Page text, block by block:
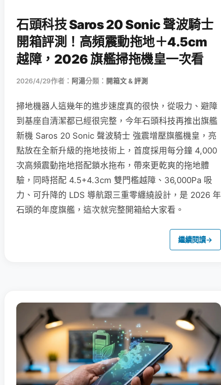
石頭科技 Saros 20 Sonic 聲波騎士
開箱評測！高頻震動拖地＋4.5cm
越障，2026 旗艦掃拖機皇一次看
2026/4/29作者： 阿湯分類： 開箱文 & 評測
掃地機器人這幾年的進步速度真的很快，從吸力、避障
到基座自清潔都已經很完整，今年石頭科技再推出旗艦
新機 Saros 20 Sonic 聲波騎士 強震增壓旗艦機皇，亮
點放在全新升級的拖地技術上，首度採用每分鐘 4,000
次高頻震動拖地搭配鎖水拖布，帶來更乾爽的拖地體
驗，同時搭配 4.5+4.3cm 雙門檻越障、36,000Pa 吸
力、可升降的 LDS 導航跟三重零纏繞設計，是 2026 年
石頭的年度旗艦，這次就完整開箱給大家看。
繼續閱讀→